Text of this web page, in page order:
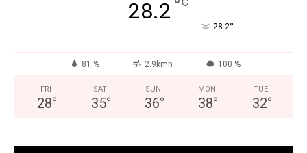
DOWNLOAD NOW
28.2 °
28.2°
81 % 2.9kmh 100 %
FRI
28°
SAT
35°
SUN
36°
MON
38°
TUE
32°